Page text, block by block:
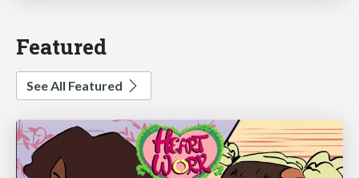
Featured
See All Featured